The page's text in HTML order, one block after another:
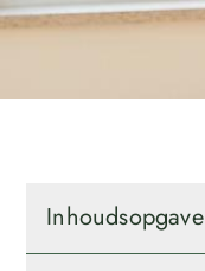
Inhoudsopgave